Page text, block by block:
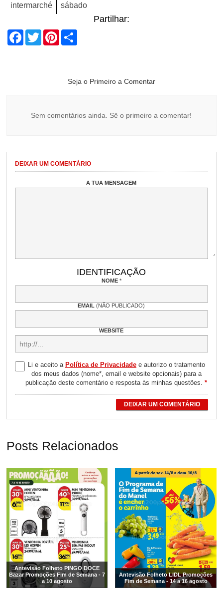
intermarché sábado
Partilhar:
Facebook
TwitterPinterest
Seja o Primeiro a Comentar
Sem comentários ainda. Sê o primeiro a comentar!
DEIXAR UM COMENTÁRIO
A TUA MENSAGEM
IDENTIFICAÇÃO
NOME *
EMAIL(NÃO PUBLICADO)
WEBSITE
Li e aceito a Política de Privacidadee autorizo o tratamento
dos meus dados (nome*, email e website opcionais) para a
publicação deste comentário e resposta às minhas questões.*
DEIXAR UM COMENTÁRIO
Posts Relacionados
Antevisão Folheto PINGO DOCE
Bazar Promoções Fim de Semana - 7
a 10 agosto
Antevisão Folheto LIDL Promoções
Fim de Semana - 14 a 16 agosto